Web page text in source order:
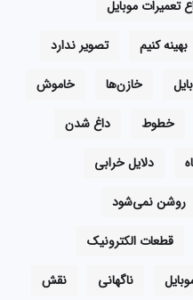
تعمیرات موبایل
بهینه کنیم
تصویر ندارد
خازن‌ها
خاموش
خطوط
داغ شدن
دلایل خرابی
روشن نمی‌شود
قطعات الکترونیک
ناگهانی
نقش